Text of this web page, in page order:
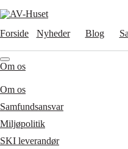
Forside Nyheder Blog
Om os
Om os
Samfundsansvar
Miljøpolitik
SKI leverandør